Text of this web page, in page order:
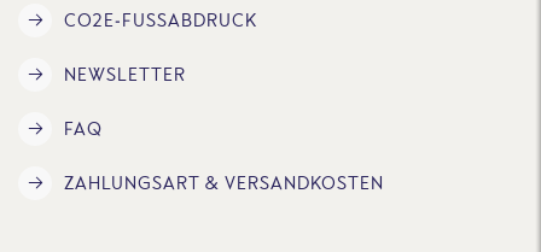
CO2E-FUSSABDRUCK
NEWSLETTER
FAQ
ZAHLUNGSART & VERSANDKOSTEN